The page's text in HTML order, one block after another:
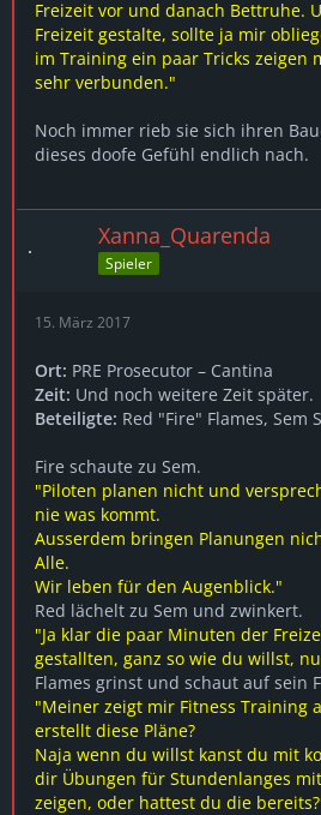
Freizeit vor und danach Bettruhe.
Freizeit gestalte, sollte ja mir
im Training ein paar Tricks zeigen
sehr verbunden."
Noch immer rieb sie sich ihren
dieses doofe Gefühl endlich nach.
Xanna_Quarenda
Spieler
15. März 2017
Ort: PRE Prosecutor – Cantina
Zeit: Und noch weitere Zeit später.
Beteiligte: Red "Fire" Flames, Sem
Fire schaute zu Sem.
"Piloten planen nicht und
nie was kommt.
Ausserdem bringen Planungen
Alle.
Wir leben für den Augenblick."
Red lächelt zu Sem und zwinkert.
"Ja klar die paar Minuten der
gestallten, ganz so wie du willst,
Flames grinst und schaut auf sein
"Meiner zeigt mir Fitness Training
erstellt diese Pläne?
Naja wenn du willst kanst du mit
dir Übungen für Stundenlanges
zeigen, oder hattest du die